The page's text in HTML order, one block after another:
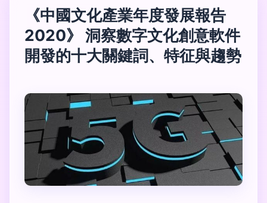
《中國文化產業年度發展報告
2020》 洞察數字文化創意軟件
開發的十大關鍵詞、特征與趨勢